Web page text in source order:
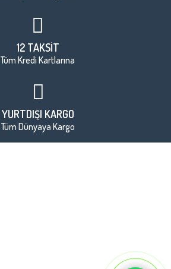
12 TAKSİT
Tüm Kredi Kartlarına
YURTDIŞI KARGO
Tüm Dünyaya Kargo